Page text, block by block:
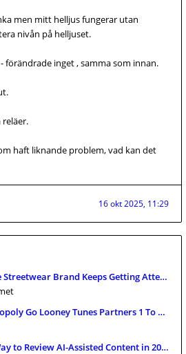
men mitt helljus fungerar utan
nivån på helljuset.
förändrade inget , samma som innan.
haft liknande problem, vad kan det
16 okt 2025, 11:29
Brand Keeps Getting Attention
Go Looney Tunes Partners 1 To 4 Full
to Review AI-Assisted Content in 2026